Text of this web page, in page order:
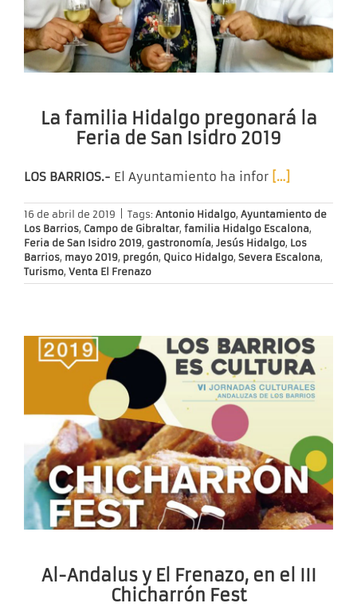
La familia Hidalgo pregonará la
Feria de San Isidro 2019
LOS BARRIOS.- El Ayuntamiento ha infor […]
16 de abril de 2019 Tags: Antonio Hidalgo, Ayuntamiento de
Los Barrios, Campo de Gibraltar, familia Hidalgo Escalona,
Feria de San Isidro 2019, gastronomía, Jesús Hidalgo, Los
Barrios, mayo 2019, pregón, Quico Hidalgo, Severa Escalona,
Turismo, Venta El Frenazo
Al-Andalus y El Frenazo, en el III
Chicharrón Fest